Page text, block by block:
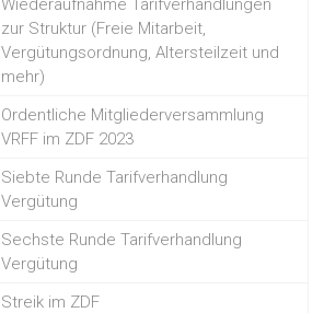
Wiederaufnahme Tarifverhandlungen
zur Struktur (Freie Mitarbeit,
Vergütungsordnung, Altersteilzeit und
mehr)
Ordentliche Mitgliederversammlung
VRFF im ZDF 2023
Siebte Runde Tarifverhandlung
Vergütung
Sechste Runde Tarifverhandlung
Vergütung
Streik im ZDF